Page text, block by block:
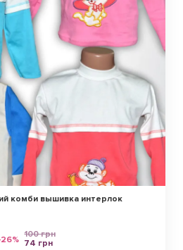
комби вышивка интерлок
100 грн
74 грн